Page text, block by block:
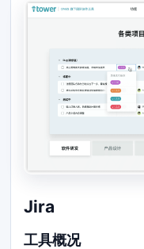
Jira
工具概况